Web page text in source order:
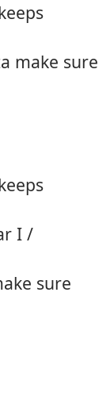
make sure
I /
sure